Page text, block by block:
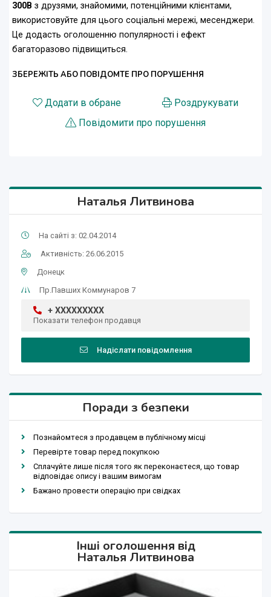
300B з друзями, знайомими, потенційними клієнтами,
використовуйте для цього соціальні мережі, месенджери.
Це додасть оголошенню популярності і ефект
багаторазово підвищиться.
ЗБЕРЕЖІТЬ АБО ПОВІДОМТЕ ПРО ПОРУШЕННЯ
Додати в обране
Роздрукувати
Повідомити про порушення
Наталья Литвинова
На сайті з: 02.04.2014
Активність: 26.06.2015
Донецк
Пр.Павших Коммунаров 7
+ XXXXXXXXX
Показати телефон продавця
Надіслати повідомлення
Поради з безпеки
Познайомтеся з продавцем в публічному місці
Перевірте товар перед покупкою
Сплачуйте лише після того як переконаєтеся, що товар
відповідає опису і вашим вимогам
Бажано провести операцію при свідках
Інші оголошення від
Наталья Литвинова